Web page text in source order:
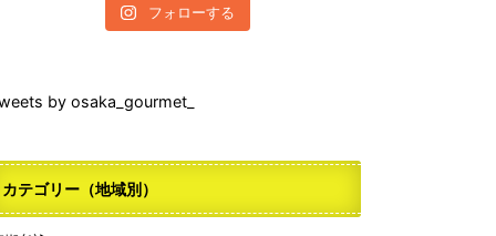
フォローする
by osaka_gourmet_
カテゴリー（地域別）